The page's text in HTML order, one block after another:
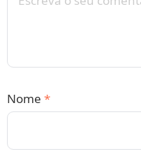
Nome *